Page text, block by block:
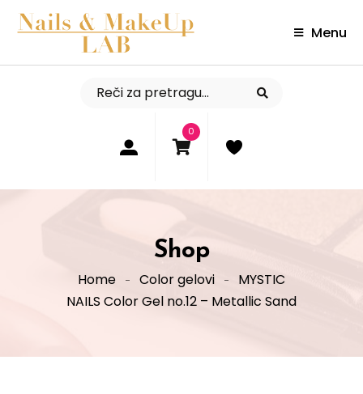
Menu
0
Shop
Home Color gelovi
MYSTIC
NAILS Color Gel no.12 – Metallic Sand